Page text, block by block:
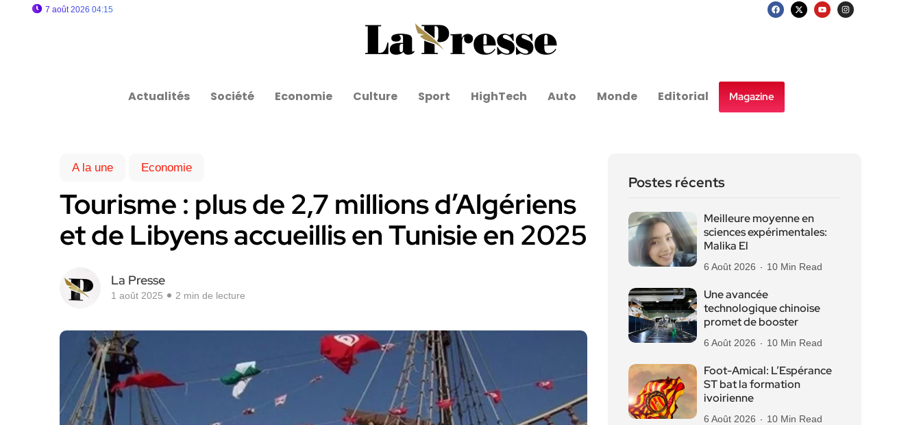
7 août 2026 04:15
Actualités Société Economie Culture Sport HighTech Auto Monde Editorial Magazine
A la une Economie
Tourisme : plus de 2,7 millions d’Algériens
et de Libyens accueillis en Tunisie en 2025
La Presse
1 août 2025 2 min de lecture
Postes récents
Meilleure moyenne en
sciences expérimentales:
Malika El
6 Août 2026 10 Min Read
Une avancée
technologique chinoise
promet de booster
6 Août 2026 10 Min Read
Foot-Amical: L’Espérance
ST bat la formation
ivoirienne
6 Août 2026 10 Min Read